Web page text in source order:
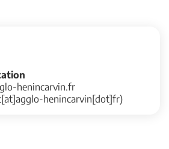
henincarvin.fr
henincarvin[dot]fr)